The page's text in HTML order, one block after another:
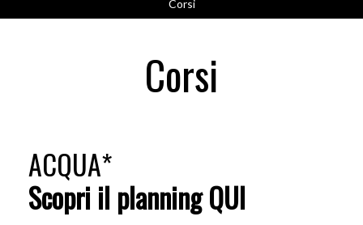
Corsi
Corsi
ACQUA*
Scopri il planningQUI